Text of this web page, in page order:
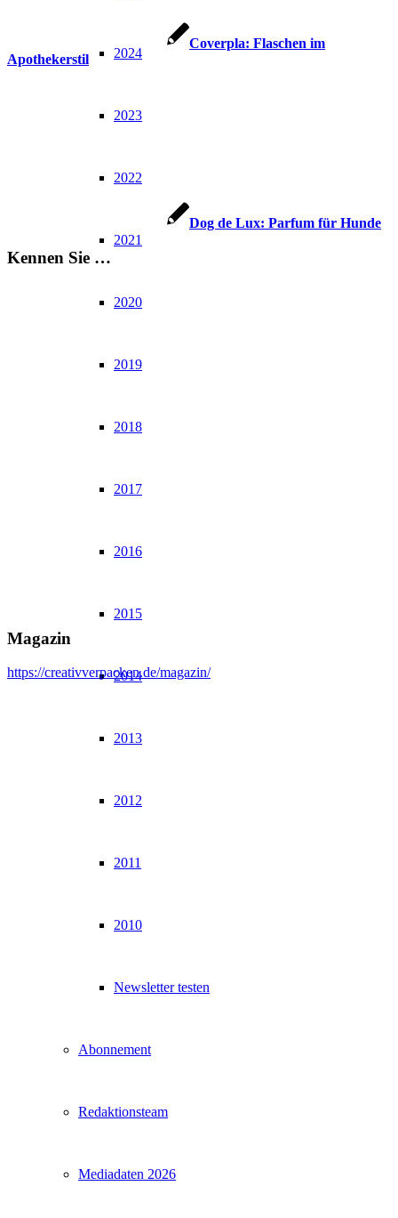
2024
2023
2022
2021
2020
2019
2018
2017
2016
2015
2014
2013
2012
2011
2010
Newsletter testen
Abonnement
Redaktionsteam
Mediadaten 2026
Coverpla: Flaschen im
Apothekerstil
Dog de Lux: Parfum für Hunde
Kennen Sie …
Magazin
https://creativverpacken.de/magazin/